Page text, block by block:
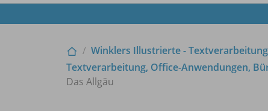
Winklers Illustrierte -
Textverarbeitung, Office-Anwendungen,
Das Allgäu